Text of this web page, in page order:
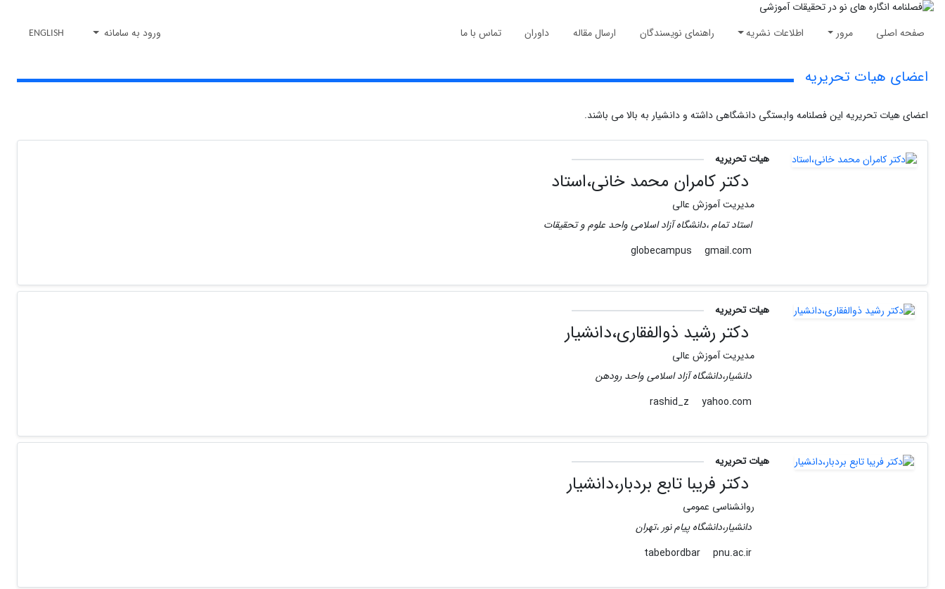
صفحه اصلی مرور اطلاعات نشریه راهنمای نویسندگان ارسال مقاله داوران تماس با ما ورود به سامانه ENGLISH
اعضای هیات تحریریه
اعضای هیات تحریریه این فصلنامه وابستگی دانشگاهی داشته و دانشیار به بالا می باشند.
هیات تحریریه
دکتر کامران محمد خانی،استاد
مدیریت آموزش عالی
استاد تمام ،دانشگاه آزاد اسلامی واحد علوم و تحقیقات
gmail.com
هیات تحریریه
دکتر رشید ذوالفقاری،دانشیار
مدیریت آموزش عالی
دانشیار،دانشگاه آزاد اسلامی واحد رودهن
yahoo.com
هیات تحریریه
دکتر فریبا تابع بردبار،دانشیار
روانشناسی عمومی
دانشیار،دانشگاه پیام نور ،تهران
tabebordbar
pnu.ac.ir